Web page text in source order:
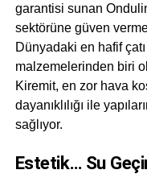
garantisi sunan
sektörüne güven
Dünyadaki en hafif
malzemelerinden biri
Kiremit, en zor hava
dayanıklılığı ile
sağlıyor.
Estetik… Su